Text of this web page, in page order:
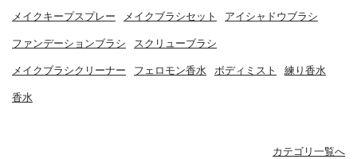
メイクキープスプレー メイクブラシセット アイシャドウブラシ
ファンデーションブラシ スクリューブラシ
メイクブラシクリーナー フェロモン香水 ボディミスト 練り香水
香水
カテゴリ一覧へ